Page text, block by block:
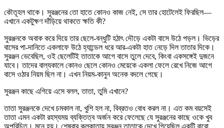
কৌতূহল থাকে। সুরঞ্জনের তো হাতে কোনও কাজ নেই, সে তার হোটেলেই ফিরছিল—
এখানে একটুক্ষণ দাঁড়িয়ে থাকতে ক্ষতি কী?
সুরঞ্জনকে অবাক করে দিয়ে তার ছেলে-বন্ধুটি হঠাৎ দৌড়ে একটা বাসে উঠে পড়ল। ভিড়ের
বাসের পা-দানিতে একলাফে উঠে হ্যান্ডেল ধরে আর-একটা হাত নেড়ে দিল তাতার দিকে।
সুরঞ্জন ভেবেছিল, ওই ছেলেটিই তাতাকে আগে বাসে তুলে দেবে, কিংবা একসঙ্গেই দুজনে
যাবে। তাদের বাল্যকালে কোনও ছেলে কোনও মেয়েকে একলা ফেলে রেখে নিজে আগে
বাসে ওঠার নিয়ম ছিল না। এখন নিয়ম-কানুন অনেক বদলে গেছে।
সুরঞ্জন কাছে এগিয়ে এসে বলল, তাতা, তুমি এখানে?
তাতা সুরঞ্জনকে দেখে চমকাল না, খুশি হল না, বিব্রতও বোধ করল না। এত কম বয়সেই
তাতা এমন একটা রহস্যময় ব্যক্তিত্ব অর্জন করে ফেলেছে যে সুরঞ্জনের কাছে ওকে খুব
অপরিচিত। মনে হয়। শেষবার কলকাতায় সুরঞ্জন তাতাকে দেখে গিয়েছিল একটি বারো